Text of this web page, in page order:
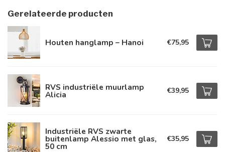
Gerelateerde producten
Houten hanglamp – Hanoi €75,95
RVS industriële muurlamp
Alicia €39,95
Industriële RVS zwarte
buitenlamp Alessio met glas,
50 cm
€35,95